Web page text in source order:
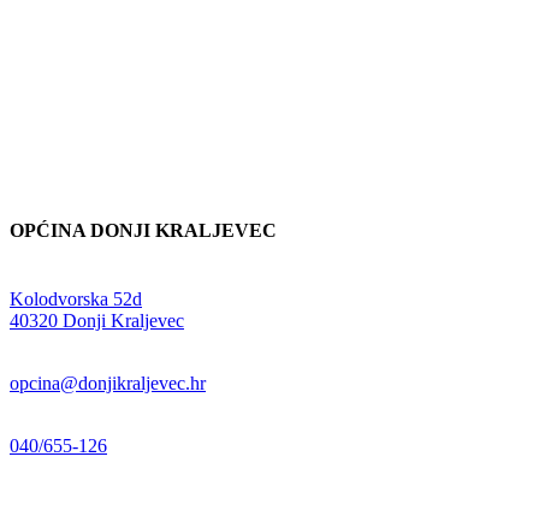
OPĆINA DONJI KRALJEVEC
Kolodvorska 52d
40320 Donji Kraljevec
opcina@donjikraljevec.hr
040/655-126